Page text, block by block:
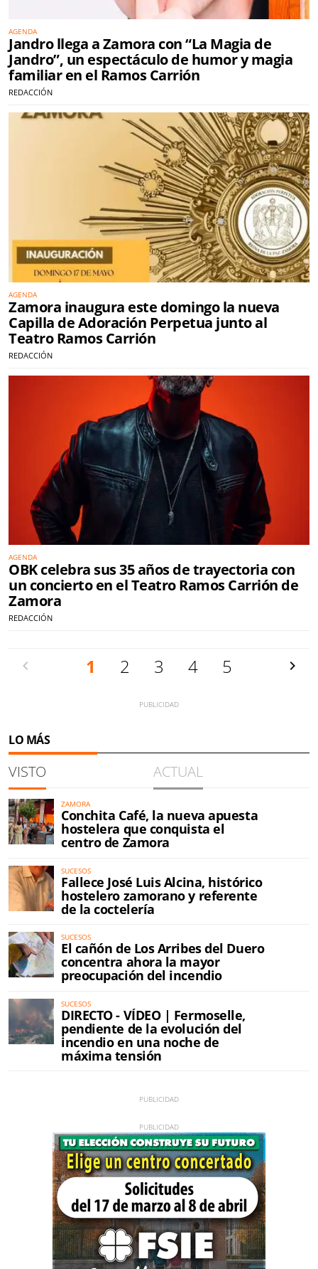
AGENDA
Jandro llega a Zamora con “La Magia de
Jandro”, un espectáculo de humor y magia
familiar en el Ramos Carrión
REDACCIÓN
AGENDA
Zamora inaugura este domingo la nueva
Capilla de Adoración Perpetua junto al
Teatro Ramos Carrión
REDACCIÓN
AGENDA
OBK celebra sus 35 años de trayectoria con
un concierto en el Teatro Ramos Carrión de
Zamora
REDACCIÓN
1 2 3 4 5
LO MÁS
VISTO ACTUAL
ZAMORA
Conchita Café, la nueva apuesta
hostelera que conquista el
centro de Zamora
SUCESOS
Fallece José Luis Alcina, histórico
hostelero zamorano y referente
de la coctelería
SUCESOS
El cañón de Los Arribes del Duero
concentra ahora la mayor
preocupación del incendio
SUCESOS
DIRECTO - VÍDEO | Fermoselle,
pendiente de la evolución del
incendio en una noche de
máxima tensión